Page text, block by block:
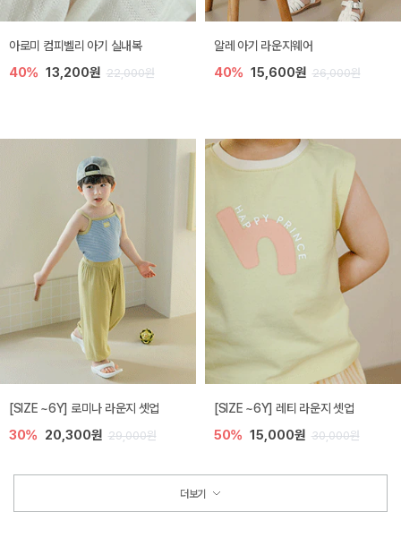
아로미 컴피벨리 아기 실내복
40% 13,200원 22,000원
알레 아기 라운지웨어
40% 15,600원 26,000원
[SIZE ~6Y] 로미나 라운지 셋업
30% 20,300원 29,000원
[SIZE ~6Y] 레티 라운지 셋업
50% 15,000원 30,000원
더보기